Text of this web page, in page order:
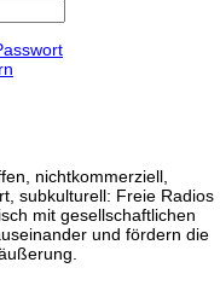
nichtkommerziell,
subkulturell: Freie Radios
mit gesellschaftlichen
und fördern die